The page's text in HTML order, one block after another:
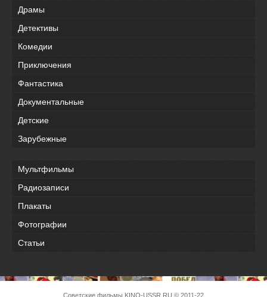
Драмы
Детективы
Комедии
Приключения
Фантастика
Документальные
Детские
Зарубежные
Мультфильмы
Радиозаписи
Плакаты
Фотографии
Статьи
Советские фильмы KINO-USSR.RU © 2011-22